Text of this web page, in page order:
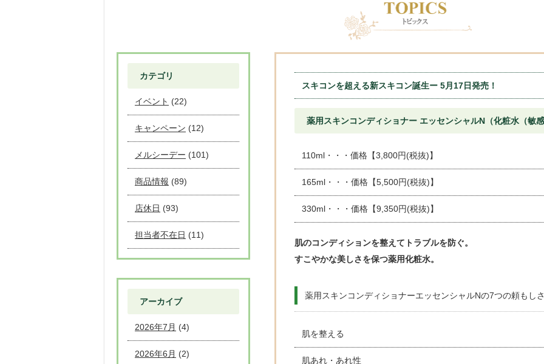
スキコンを超える新スキコン誕生ー 5月17日発売！
薬用スキンコンディショナー エッセンシャルN（化粧水（敏感
110ml・・・価格【3,800円(税抜)】
165ml・・・価格【5,500円(税抜)】
330ml・・・価格【9,350円(税抜)】
肌のコンディションを整えてトラブルを防ぐ。
すこやかな美しさを保つ薬用化粧水。
薬用スキンコンディショナーエッセンシャルNの7つの頼もしさ
肌を整える
肌あれ・あれ性
カテゴリ
イベント (22)
キャンペーン (12)
メルシーデー (101)
商品情報 (89)
店休日 (93)
担当者不在日 (11)
アーカイブ
2026年7月 (4)
2026年6月 (2)